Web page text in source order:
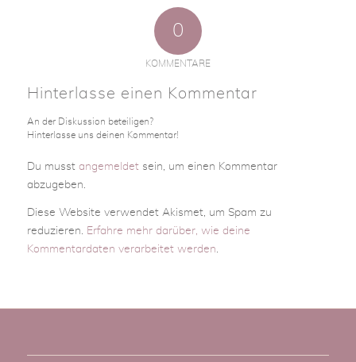
0
KOMMENTARE
Hinterlasse einen Kommentar
An der Diskussion beteiligen?
Hinterlasse uns deinen Kommentar!
Du musst angemeldetsein, um einen Kommentar
abzugeben.
Diese Website verwendet Akismet, um Spam zu
reduzieren.
Erfahre mehr darüber, wie deine
Kommentardaten verarbeitet werden